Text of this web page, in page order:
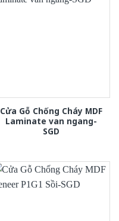
Cửa Gỗ Chống Cháy MDF
Laminate van ngang-
SGD